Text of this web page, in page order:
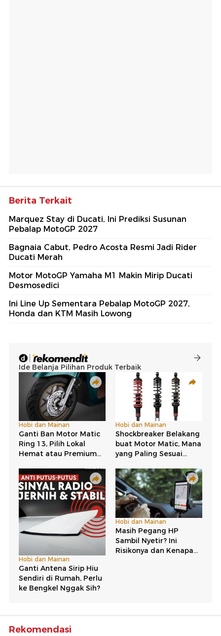
Berita Terkait
Marquez Stay di Ducati, Ini Prediksi Susunan
Pebalap MotoGP 2027
Bagnaia Cabut, Pedro Acosta Resmi Jadi Rider
Ducati Merah
Motor MotoGP Yamaha M1 Makin Mirip Ducati
Desmosedici
Ini Line Up Sementara Pebalap MotoGP 2027,
Honda dan KTM Masih Lowong
Rekomendasi